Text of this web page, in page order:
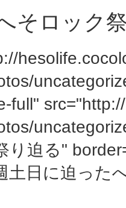
そロック
full"
り迫る"
土日に迫った